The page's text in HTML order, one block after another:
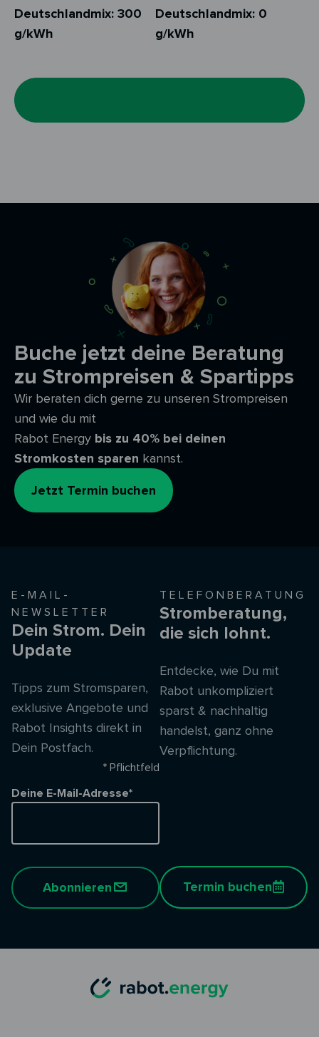
Deutschlandmix: 300
g/kWh
Deutschlandmix: 0
g/kWh
Buche jetzt deine Beratung
zu Strompreisen & Spartipps
Wir beraten dich gerne zu unseren Strompreisen
und wie du mit
Rabot Energy bis zu 40% bei deinen
Stromkosten sparen kannst.
Jetzt Termin buchen
E-MAIL-
NEWSLETTER
Dein Strom. Dein
Update
Tipps zum Stromsparen,
exklusive Angebote und
Rabot Insights direkt in
Dein Postfach.
* Pflichtfeld
Deine E-Mail-Adresse*
Abonnieren
TELEFONBERATUNG
Stromberatung,
die sich lohnt.
Entdecke, wie Du mit
Rabot unkompliziert
sparst & nachhaltig
handelst, ganz ohne
Verpflichtung.
Termin buchen